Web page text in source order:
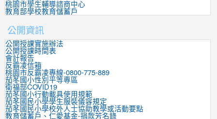
桃園市學生輔導諮商中心
教育部學校教育儲蓄戶
公開資訊
公開授課實施辦法
公開授課時間表
會計報告
反霸凌信箱
桃園市反霸凌專線-0800-775-889
茄苳國小性別平等專區
衛福部COVID19
茄苳國小行動載具使用規範
茄苳國民小學學生服裝儀容規定
茄苳國民小學校外人士協助教學或活動要點
教育儲蓄戶、仁愛基金-捐款芳名錄